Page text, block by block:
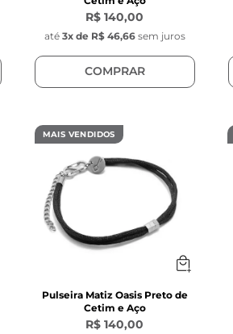
R$ 140,00
até 3x de R$ 46,66 sem juros
COMPRAR
MAIS VENDIDOS
Pulseira Matiz Oasis Preto de
Cetim e Aço
R$ 140,00